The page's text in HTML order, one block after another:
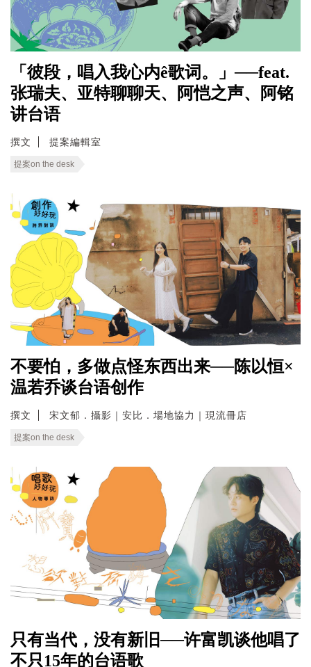
「彼段，唱入我心内ê歌词。」──feat.
张瑞夫、亚特聊聊天、阿恺之声、阿铭
讲台语
撰文 提案編輯室
提案on the desk
不要怕，多做点怪东西出来──陈以恒×
温若乔谈台语创作
撰文 宋文郁．攝影｜安比．場地協力｜現流冊店
提案on the desk
只有当代，没有新旧──许富凯谈他唱了
不只15年的台语歌